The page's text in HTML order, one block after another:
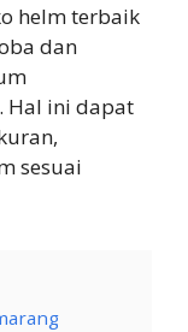
helm terbaik
dan
Hal ini dapat
sesuai